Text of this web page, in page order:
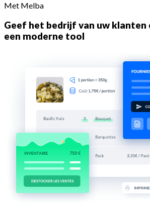
Met Melba
Geef het bedrijf van uw klanten
een moderne tool